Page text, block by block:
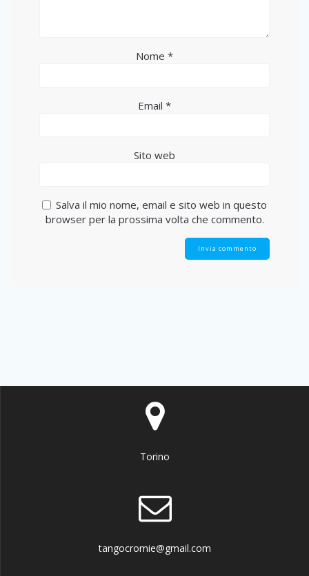
Nome *
Email *
Sito web
Salva il mio nome, email e sito web in questo
browser per la prossima volta che commento.
Torino
tangocromie@gmail.com